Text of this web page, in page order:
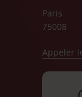
Paris
75008
Appeler